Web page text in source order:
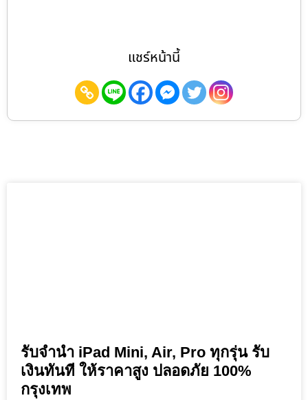
แชร์หน้านี้
รับจำนำ iPad Mini, Air, Pro ทุกรุ่น รับ
เงินทันที ให้ราคาสูง ปลอดภัย 100%
กรุงเทพ